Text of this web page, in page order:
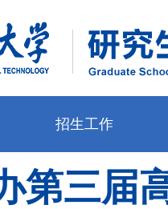
招生工作
第三届